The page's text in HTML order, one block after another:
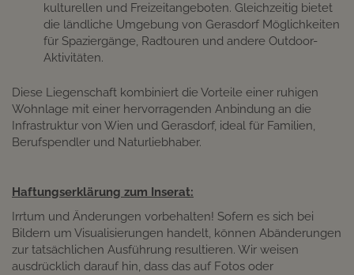
kulturellen und Freizeitangeboten. Gleichzeitig bietet
die ländliche Umgebung von Gerasdorf Möglichkeiten
für Spaziergänge, Radtouren und andere Outdoor-
Aktivitäten.​
Diese Liegenschaft kombiniert die Vorteile einer ruhigen
Wohnlage mit einer hervorragenden Anbindung an die
Infrastruktur von Wien und Gerasdorf, ideal für Familien,
Berufspendler und Naturliebhaber.​
Haftungserklärung zum Inserat:
Irrtum und Änderungen vorbehalten! Sofern es sich bei
Bildern um Visualisierungen handelt, können Abänderungen
zur tatsächlichen Ausführung resultieren. Wir weisen
ausdrücklich darauf hin, dass das auf Fotos oder